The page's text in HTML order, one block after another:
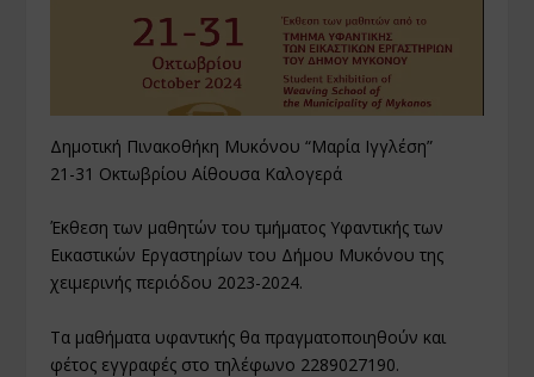
Δημοτική Πινακοθήκη Μυκόνου “Μαρία Ιγγλέση”
21-31 Οκτωβρίου Αίθουσα Καλογερά
Έκθεση των μαθητών του τμήματος Υφαντικής των
Εικαστικών Εργαστηρίων του Δήμου Μυκόνου της
χειμερινής περιόδου 2023-2024.
Τα μαθήματα υφαντικής θα πραγματοποιηθούν και
φέτος εγγραφές στο τηλέφωνο 2289027190.